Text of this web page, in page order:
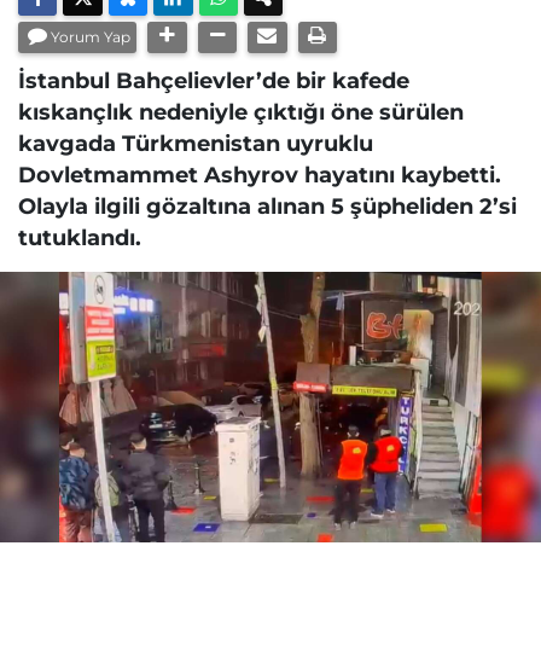
Yorum Yap
İstanbul Bahçelievler’de bir kafede
kıskançlık nedeniyle çıktığı öne sürülen
kavgada Türkmenistan uyruklu
Dovletmammet Ashyrov hayatını kaybetti.
Olayla ilgili gözaltına alınan 5 şüpheliden 2’si
tutuklandı.